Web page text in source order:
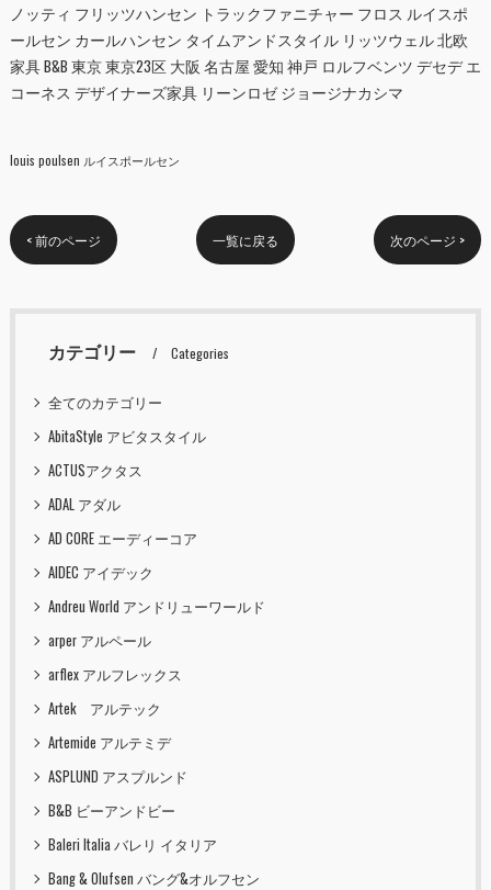
ノッティ フリッツハンセン トラックファニチャー フロス ルイスポ
ールセン カールハンセン タイムアンドスタイル リッツウェル 北欧
家具 B&B 東京 東京23区 大阪 名古屋 愛知 神戸 ロルフベンツ デセデ エ
コーネス デザイナーズ家具 リーンロゼ ジョージナカシマ
louis poulsen ルイスポールセン
< 前のページ 一覧に戻る 次のページ >
カテゴリー Categories
全てのカテゴリー
AbitaStyle アビタスタイル
ACTUSアクタス
ADAL アダル
AD CORE エーディーコア
AIDEC アイデック
Andreu World アンドリューワールド
arper アルペール
arflex アルフレックス
Artek アルテック
Artemide アルテミデ
ASPLUND アスプルンド
B&B ビーアンドビー
Baleri Italia バレリ イタリア
Bang & Olufsen バング&オルフセン